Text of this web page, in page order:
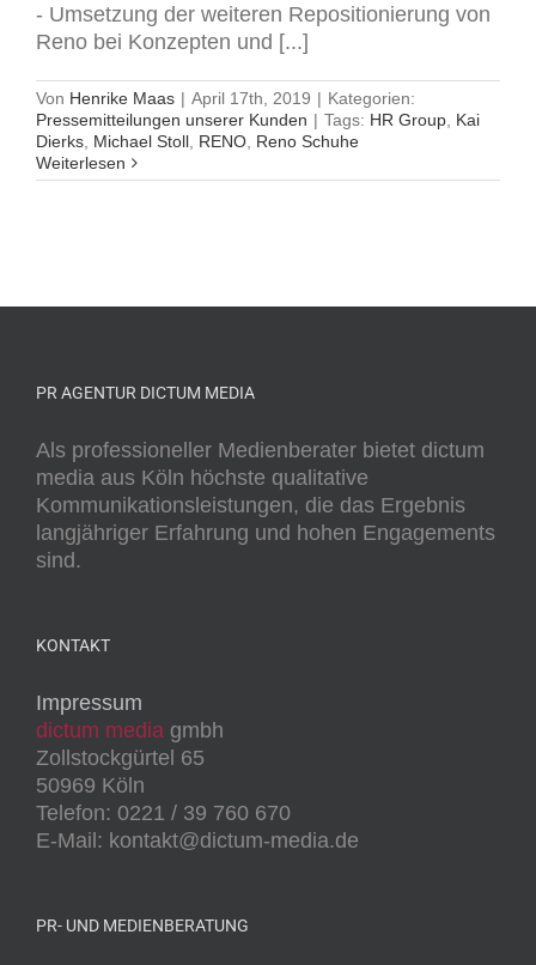
- Umsetzung der weiteren Repositionierung von
Reno bei Konzepten und [...]
Von Henrike Maas | April 17th, 2019 | Kategorien:
Pressemitteilungen unserer Kunden | Tags: HR Group Kai
Dierks Michael Stoll RENO Reno Schuhe
Weiterlesen
PR AGENTUR DICTUM MEDIA
Als professioneller Medienberater bietet dictum
media aus Köln höchste qualitative
Kommunikationsleistungen, die das Ergebnis
langjähriger Erfahrung und hohen Engagements
sind.
KONTAKT
Impressum
dictum media gmbh
Zollstockgürtel 65
50969 Köln
Telefon: 0221 / 39 760 670
E-Mail: kontakt@dictum-media.de
PR- UND MEDIENBERATUNG